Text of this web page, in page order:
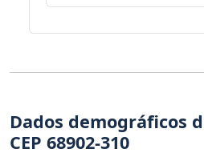
Dados demográficos
CEP 68902-310